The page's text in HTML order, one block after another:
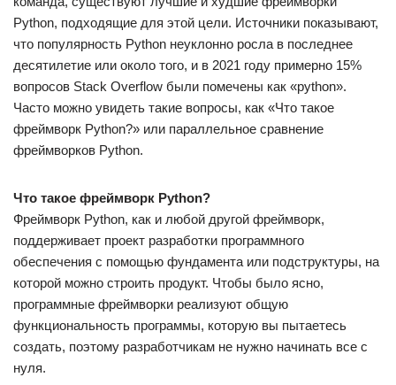
Python, подходящие для этой цели. Источники показывают,
что популярность Python неуклонно росла в последнее
десятилетие или около того, и в 2021 году примерно 15%
вопросов Stack Overflow были помечены как «python».
Часто можно увидеть такие вопросы, как «Что такое
фреймворк Python?» или параллельное сравнение
фреймворков Python.
Что такое фреймворк Python?
Фреймворк Python, как и любой другой фреймворк,
поддерживает проект разработки программного
обеспечения с помощью фундамента или подструктуры, на
которой можно строить продукт. Чтобы было ясно,
программные фреймворки реализуют общую
функциональность программы, которую вы пытаетесь
создать, поэтому разработчикам не нужно начинать все с
нуля.